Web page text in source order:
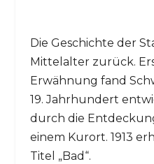
Die Geschichte der
Mittelalter zurück.
Erwähnung fand
19. Jahrhundert
durch die
einem Kurort. 1913
Titel „Bad“.